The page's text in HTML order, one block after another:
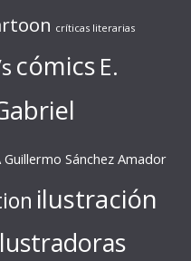
críticas literarias
cómics E.
Guillermo Sánchez Amador
ilustración